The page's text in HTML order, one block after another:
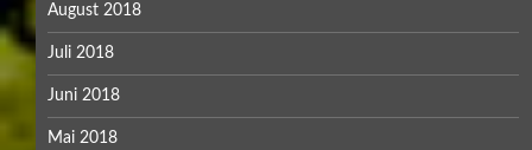
August 2018
Juli 2018
Juni 2018
Mai 2018